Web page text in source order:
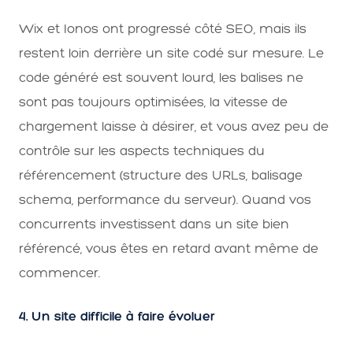
Wix et Ionos ont progressé côté SEO, mais ils
restent loin derrière un site codé sur mesure. Le
code généré est souvent lourd, les balises ne
sont pas toujours optimisées, la vitesse de
chargement laisse à désirer, et vous avez peu de
contrôle sur les aspects techniques du
référencement (structure des URLs, balisage
schema, performance du serveur). Quand vos
concurrents investissent dans un site bien
référencé, vous êtes en retard avant même de
commencer.
4. Un site difficile à faire évoluer